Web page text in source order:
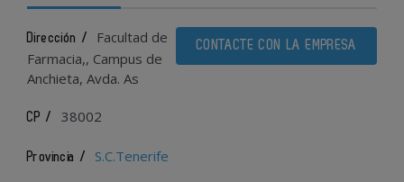
CONTACTE CON LA EMPRESA
Dirección /
Facultad de
Farmacia,, Campus de
Anchieta, Avda. As
CP / 38002
Provincia / S.C.Tenerife